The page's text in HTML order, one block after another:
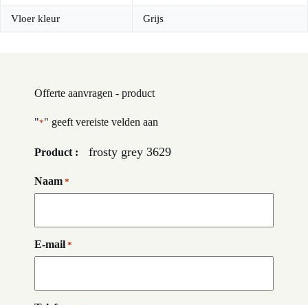
Vloer kleur Grijs
Offerte aanvragen - product
"*" geeft vereiste velden aan
Product : frosty grey 3629
Naam *
E-mail *